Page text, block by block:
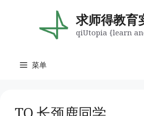
求师得教育
qiUtopia {learn
菜单